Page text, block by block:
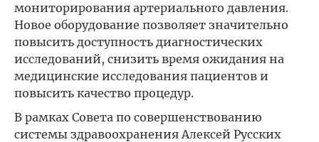
мониторирования артериального давления.
Новое оборудование позволяет значительно
повысить доступность диагностических
исследований, снизить время ожидания на
медицинские исследования пациентов и
повысить качество процедур.
В рамках Совета по совершенствованию
системы здравоохранения Алексей Русских